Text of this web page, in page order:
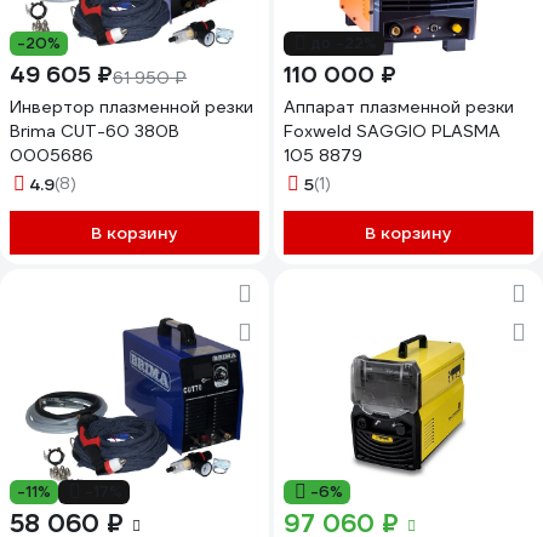
-20%
49 605 ₽61 950 ₽
Инвертор плазменной резки
Brima CUT-60 380В
0005686
4.9(8)
В корзину
110 000 ₽
Аппарат плазменной резки
Foxweld SAGGIO PLASMA
105 8879
5(1)
В корзину
-11%
58 060 ₽
-6%
97 060 ₽